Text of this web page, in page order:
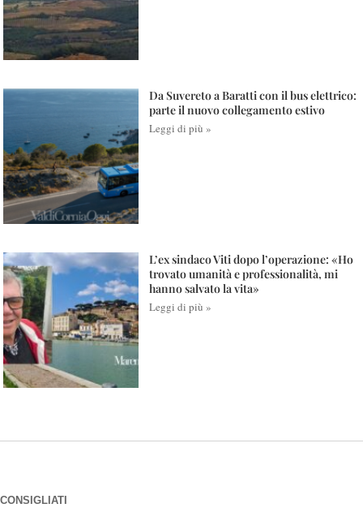
Da Suvereto a Baratti con il bus elettrico:
parte il nuovo collegamento estivo
Leggi di più »
L’ex sindaco Viti dopo l’operazione: «Ho
trovato umanità e professionalità, mi
hanno salvato la vita»
Leggi di più »
CONSIGLIATI